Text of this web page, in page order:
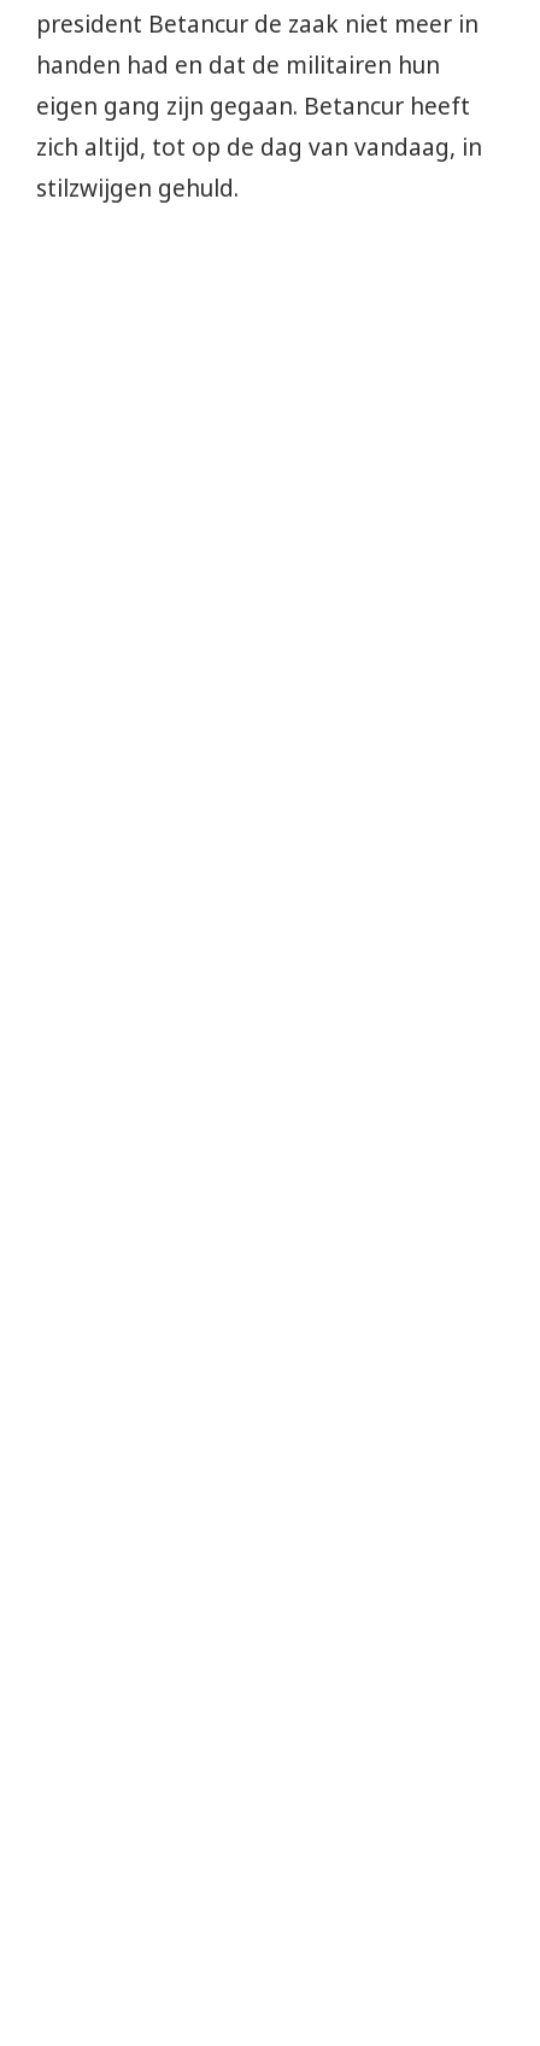
president Betancur de zaak niet meer in
handen had en dat de militairen hun
eigen gang zijn gegaan. Betancur heeft
zich altijd, tot op de dag van vandaag, in
stilzwijgen gehuld.